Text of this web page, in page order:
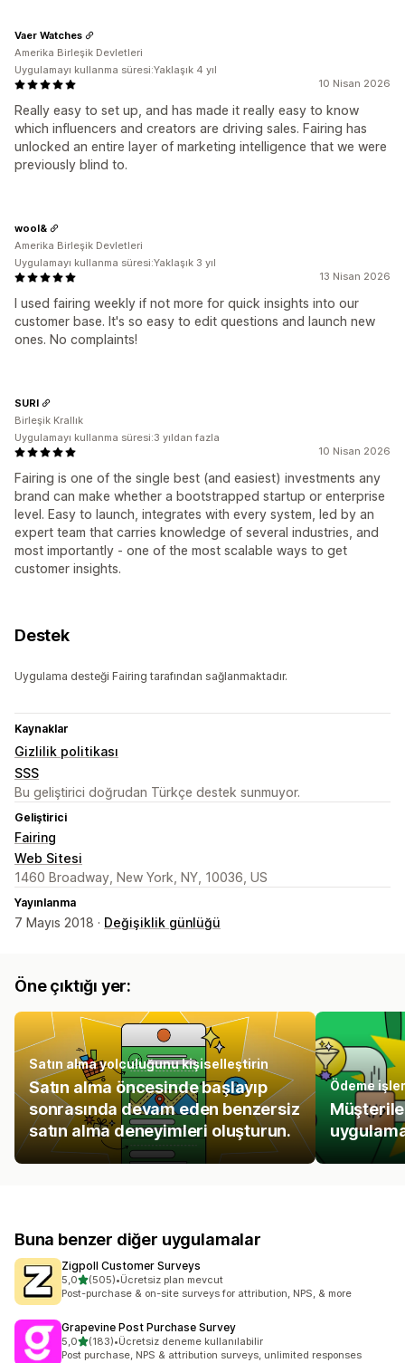
10 Nisan 2026
Really easy to set up, and has made it really easy to know
which influencers and creators are driving sales. Fairing has
unlocked an entire layer of marketing intelligence that we were
previously blind to.
Vaer Watches
Amerika Birleşik Devletleri
Uygulamayı kullanma süresi:Yaklaşık 4 yıl
13 Nisan 2026
I used fairing weekly if not more for quick insights into our
customer base. It's so easy to edit questions and launch new
ones. No complaints!
wool&
Amerika Birleşik Devletleri
Uygulamayı kullanma süresi:Yaklaşık 3 yıl
10 Nisan 2026
Fairing is one of the single best (and easiest) investments any
brand can make whether a bootstrapped startup or enterprise
level. Easy to launch, integrates with every system, led by an
expert team that carries knowledge of several industries, and
most importantly - one of the most scalable ways to get
customer insights.
SURI
Birleşik Krallık
Uygulamayı kullanma süresi:3 yıldan fazla
Destek
Uygulama desteği Fairing tarafından sağlanmaktadır.
Kaynaklar
Gizlilik politikası
SSS
Bu geliştirici doğrudan Türkçe destek sunmuyor.
Geliştirici
Fairing
Web Sitesi
1460 Broadway, New York, NY, 10036, US
Yayınlanma
7 Mayıs 2018 · Değişiklik günlüğü
Öne çıktığı yer:
Satın alma yolculuğunu kişiselleştirin
Satın alma öncesinde başlayıp
sonrasında devam eden benzersiz
satın alma deneyimleri oluşturun.
Ödeme
Buna benzer diğer uygulamalar
Zigpoll Customer Surveys
5,05 yıldız üzerinden
(505)
toplam 505 değerlendirme
•Ücretsiz plan mevcut
Post-purchase & on-site surveys for attribution, NPS, & more
Grapevine Post Purchase Survey
5,05 yıldız üzerinden
(183)
toplam 183 değerlendirme
•Ücretsiz deneme kullanılabilir
Post purchase, NPS & attribution surveys, unlimited responses